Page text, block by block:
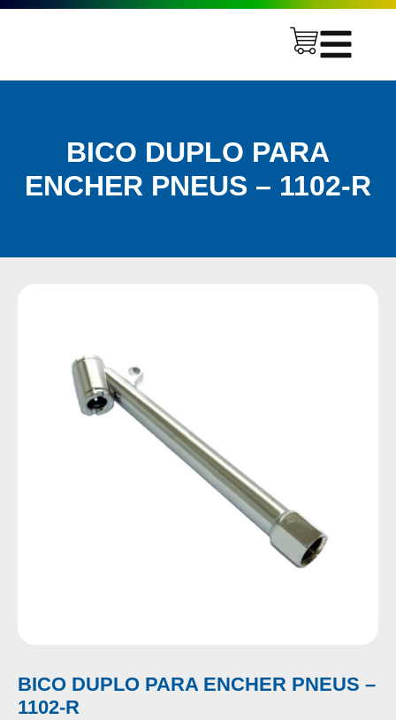
BICO DUPLO PARA
ENCHER PNEUS – 1102-R
BICO DUPLO PARA ENCHER PNEUS –
1102-R